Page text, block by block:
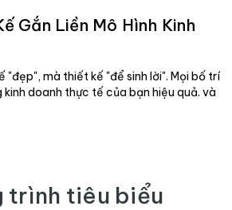
Gắn Liền Mô Hình Kinh
"đẹp", mà thiết kế "để sinh lời". Mọi bố trí
doanh thực tế của bạn hiệu quả. và
trình tiêu biểu